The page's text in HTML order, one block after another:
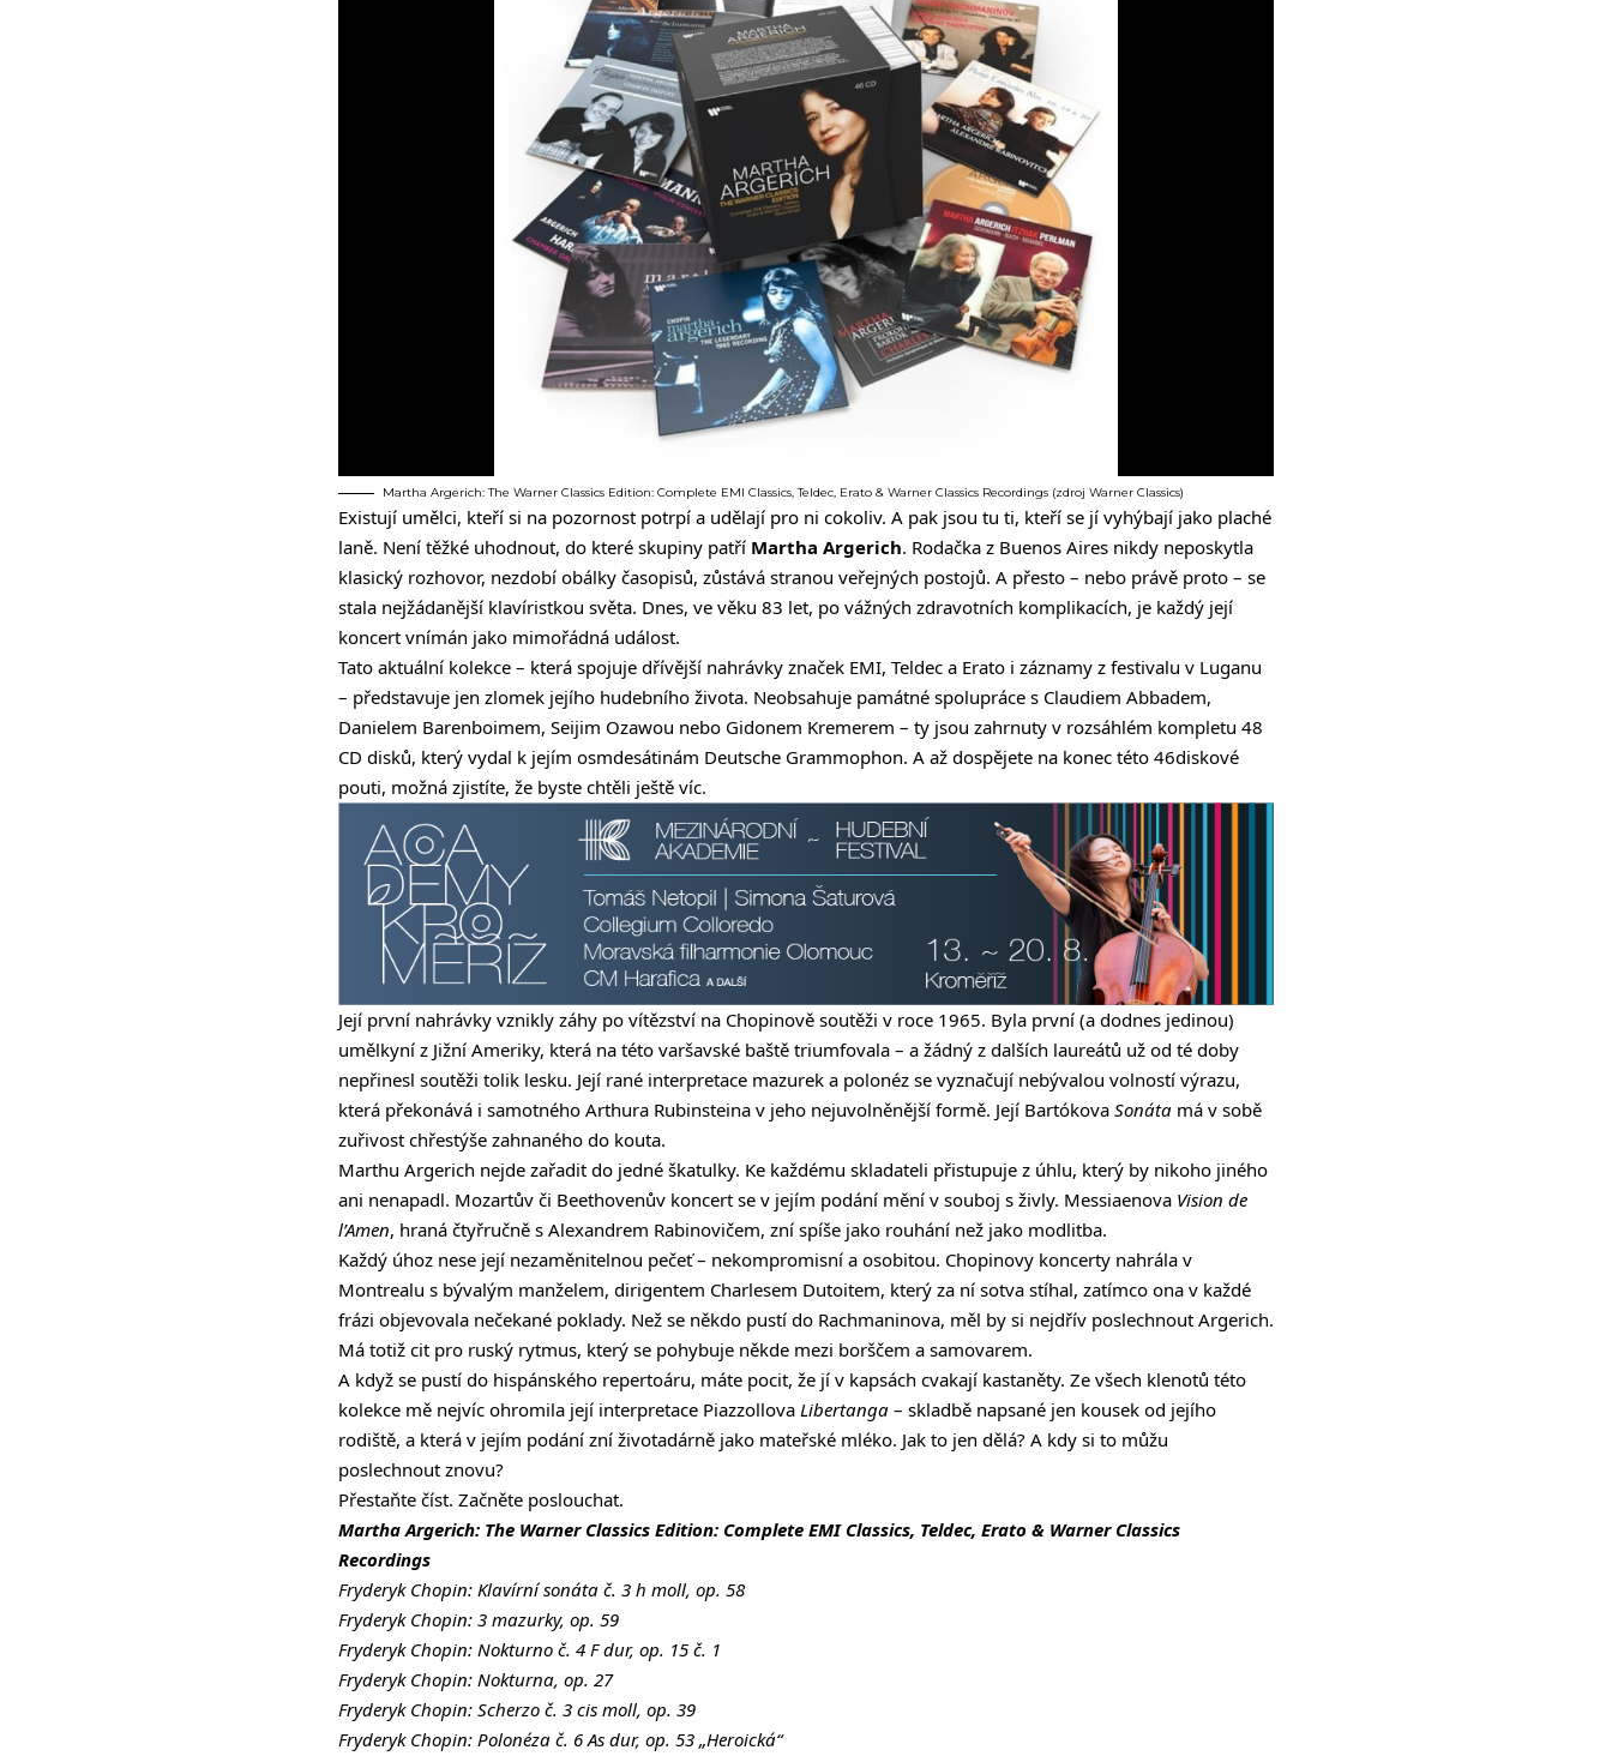
Martha Argerich: The Warner Classics Edition: Complete EMI Classics, Teldec, Erato & Warner Classics Recordings (zdroj Warner Classics)
Existují umělci, kteří si na pozornost potrpí a udělají pro ni cokoliv. A pak jsou tu ti, kteří se jí vyhýbají jako plaché
laně. Není těžké uhodnout, do které skupiny patří Martha Argerich. Rodačka z Buenos Aires nikdy neposkytla
klasický rozhovor, nezdobí obálky časopisů, zůstává stranou veřejných postojů. A přesto – nebo právě proto – se
stala nejžádanější klavíristkou světa. Dnes, ve věku 83 let, po vážných zdravotních komplikacích, je každý její
koncert vnímán jako mimořádná událost.
Tato aktuální kolekce – která spojuje dřívější nahrávky značek EMI, Teldec a Erato i záznamy z festivalu v Luganu
– představuje jen zlomek jejího hudebního života. Neobsahuje památné spolupráce s Claudiem Abbadem,
Danielem Barenboimem, Seijim Ozawou nebo Gidonem Kremerem – ty jsou zahrnuty v rozsáhlém kompletu 48
CD disků, který vydal k jejím osmdesátinám Deutsche Grammophon. A až dospějete na konec této 46diskové
pouti, možná zjistíte, že byste chtěli ještě víc.
Její první nahrávky vznikly záhy po vítězství na Chopinově soutěži v roce 1965. Byla první (a dodnes jedinou)
umělkyní z Jižní Ameriky, která na této varšavské baště triumfovala – a žádný z dalších laureátů už od té doby
nepřinesl soutěži tolik lesku. Její rané interpretace mazurek a polonéz se vyznačují nebývalou volností výrazu,
která překonává i samotného Arthura Rubinsteina v jeho nejuvolněnější formě. Její Bartókova Sonáta má v sobě
zuřivost chřestýše zahnaného do kouta.
Marthu Argerich nejde zařadit do jedné škatulky. Ke každému skladateli přistupuje z úhlu, který by nikoho jiného
ani nenapadl. Mozartův či Beethovenův koncert se v jejím podání mění v souboj s živly. Messiaenova Vision de
l’Amen, hraná čtyřručně s Alexandrem Rabinovičem, zní spíše jako rouhání než jako modlitba.
Každý úhoz nese její nezaměnitelnou pečeť – nekompromisní a osobitou. Chopinovy koncerty nahrála v
Montrealu s bývalým manželem, dirigentem Charlesem Dutoitem, který za ní sotva stíhal, zatímco ona v každé
frázi objevovala nečekané poklady. Než se někdo pustí do Rachmaninova, měl by si nejdřív poslechnout Argerich.
Má totiž cit pro ruský rytmus, který se pohybuje někde mezi borščem a samovarem.
A když se pustí do hispánského repertoáru, máte pocit, že jí v kapsách cvakají kastaněty. Ze všech klenotů této
kolekce mě nejvíc ohromila její interpretace Piazzollova Libertanga – skladbě napsané jen kousek od jejího
rodiště, a která v jejím podání zní životadárně jako mateřské mléko. Jak to jen dělá? A kdy si to můžu
poslechnout znovu?
Přestaňte číst. Začněte poslouchat.
Martha Argerich: The Warner Classics Edition: Complete EMI Classics, Teldec, Erato & Warner Classics
Recordings
Fryderyk Chopin: Klavírní sonáta č. 3 h moll, op. 58
Fryderyk Chopin: 3 mazurky, op. 59
Fryderyk Chopin: Nokturno č. 4 F dur, op. 15 č. 1
Fryderyk Chopin: Nokturna, op. 27
Fryderyk Chopin: Scherzo č. 3 cis moll, op. 39
Fryderyk Chopin: Polonéza č. 6 As dur, op. 53 „Heroická“